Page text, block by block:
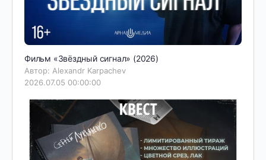
Фильм «Звёздный сигнал» (2026)
Автор: Alexandr Karpachev
2026.07.05 00:00:00